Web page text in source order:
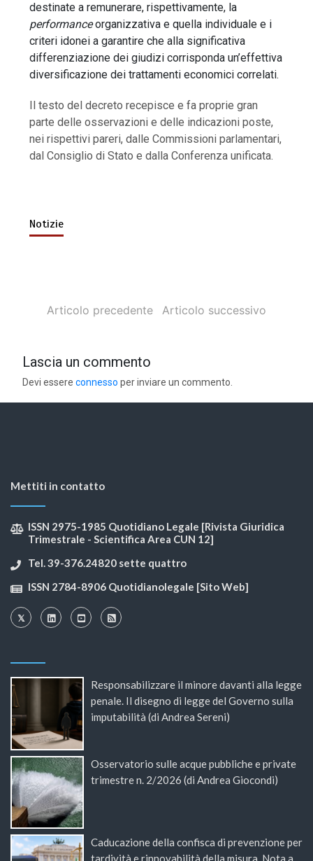
destinate a remunerare, rispettivamente, la
performanceorganizzativa e quella individuale e i
criteri idonei a garantire che alla significativa
differenziazione dei giudizi corrisponda un’effettiva
diversificazione dei trattamenti economici correlati.
Il testo del decreto recepisce e fa proprie gran
parte delle osservazioni e delle indicazioni poste,
nei rispettivi pareri, dalle Commissioni parlamentari,
dal Consiglio di Stato e dalla Conferenza unificata.
Notizie
Articolo precedente Articolo successivo
Lascia un commento
Devi essereconnesso per inviare un commento.
Mettiti in contatto
ISSN 2975-1985 Quotidiano Legale [Rivista Giuridica
Trimestrale - Scientifica Area CUN 12]
Tel. 39-376.24820 sette quattro
ISSN 2784-8906 Quotidianolegale [Sito Web]
Responsabilizzare il minore davanti alla legge
penale. Il disegno di legge del Governo sulla
imputabilità (di Andrea Sereni)
Osservatorio sulle acque pubbliche e private
trimestre n. 2/2026 (di Andrea Giocondi)
Caducazione della confisca di prevenzione per
tardività e rinnovabilità della misura. Nota a